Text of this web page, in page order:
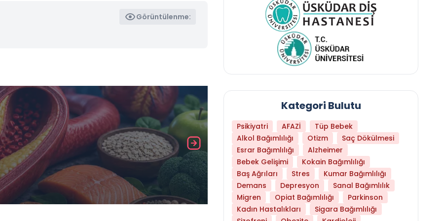
Görüntülenme:
Daha Az Protein Tüketmek Yaşlanmayı
Kategori Bulutu
Psikiyatri AFAZİ
Tüp Bebek
Alkol Bağımlılığı
Otizm
Saç Dökülmesi
Esrar Bağımlılığı
Alzheimer
Bebek Gelişimi
Kokain Bağımlılığı
Baş Ağrıları
Stres
Kumar Bağımlılığı
Demans
Depresyon
Sanal Bağımlılık
Migren
Opiat Bağımlılığı
Parkinson
Kadın Hastalıkları
Sigara Bağımlılığı